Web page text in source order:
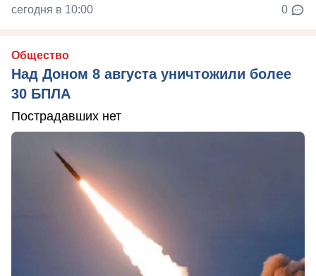
сегодня в 10:00 0
Общество
Над Доном 8 августа уничтожили более
30 БПЛА
Пострадавших нет